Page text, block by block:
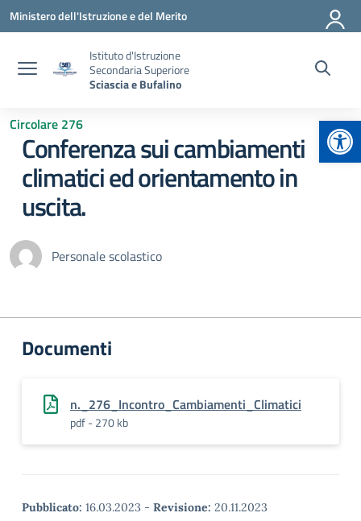
Vai ai contenuti
Vai al menu di navigazione
Vai al footer
Ministero dell'Istruzione e del Merito
Istituto d'Istruzione
Secondaria Superiore
Sciascia e Bufalino
Circolare 276
Conferenza sui cambiamenti
climatici ed orientamento in
uscita.
Personale scolastico
Documenti
n._276_Incontro_Cambiamenti_Climatici
pdf - 270 kb
Pubblicato: 16.03.2023 - Revisione: 20.11.2023